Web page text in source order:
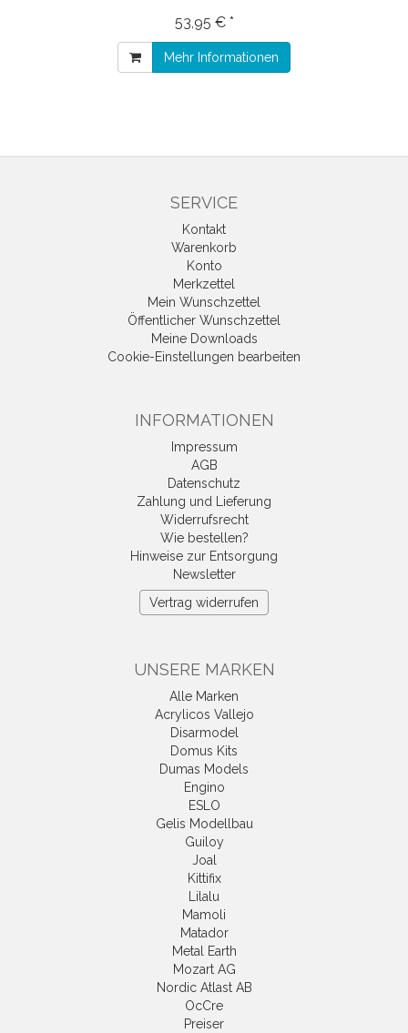
53,95 € *
Mehr Informationen
SERVICE
Kontakt
Warenkorb
Konto
Merkzettel
Mein Wunschzettel
Öffentlicher Wunschzettel
Meine Downloads
Cookie-Einstellungen bearbeiten
INFORMATIONEN
Impressum
AGB
Datenschutz
Zahlung und Lieferung
Widerrufsrecht
Wie bestellen?
Hinweise zur Entsorgung
Newsletter
Vertrag widerrufen
UNSERE MARKEN
Alle Marken
Acrylicos Vallejo
Disarmodel
Domus Kits
Dumas Models
Engino
ESLO
Gelis Modellbau
Guiloy
Joal
Kittifix
Lilalu
Mamoli
Matador
Metal Earth
Mozart AG
Nordic Atlast AB
OcCre
Preiser